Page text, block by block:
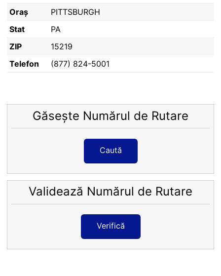
Oraș
PITTSBURGH
Stat
PA
ZIP
15219
Telefon
(877) 824-5001
Găsește Numărul de Rutare
Caută
Validează Numărul de Rutare
Verifică